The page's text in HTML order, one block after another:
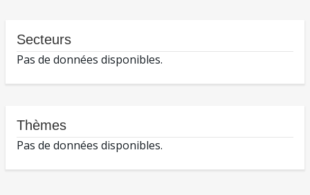
Secteurs
Pas de données disponibles.
Thèmes
Pas de données disponibles.